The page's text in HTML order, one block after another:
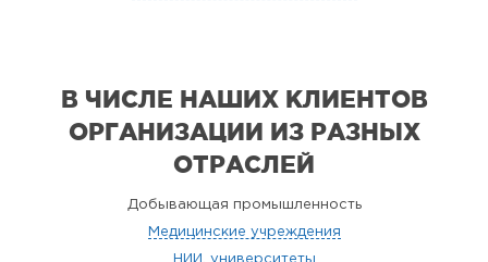
В ЧИСЛЕ НАШИХ КЛИЕНТОВ
ОРГАНИЗАЦИИ ИЗ РАЗНЫХ
ОТРАСЛЕЙ
Добывающая промышленность
Медицинские учреждения
НИИ, университеты